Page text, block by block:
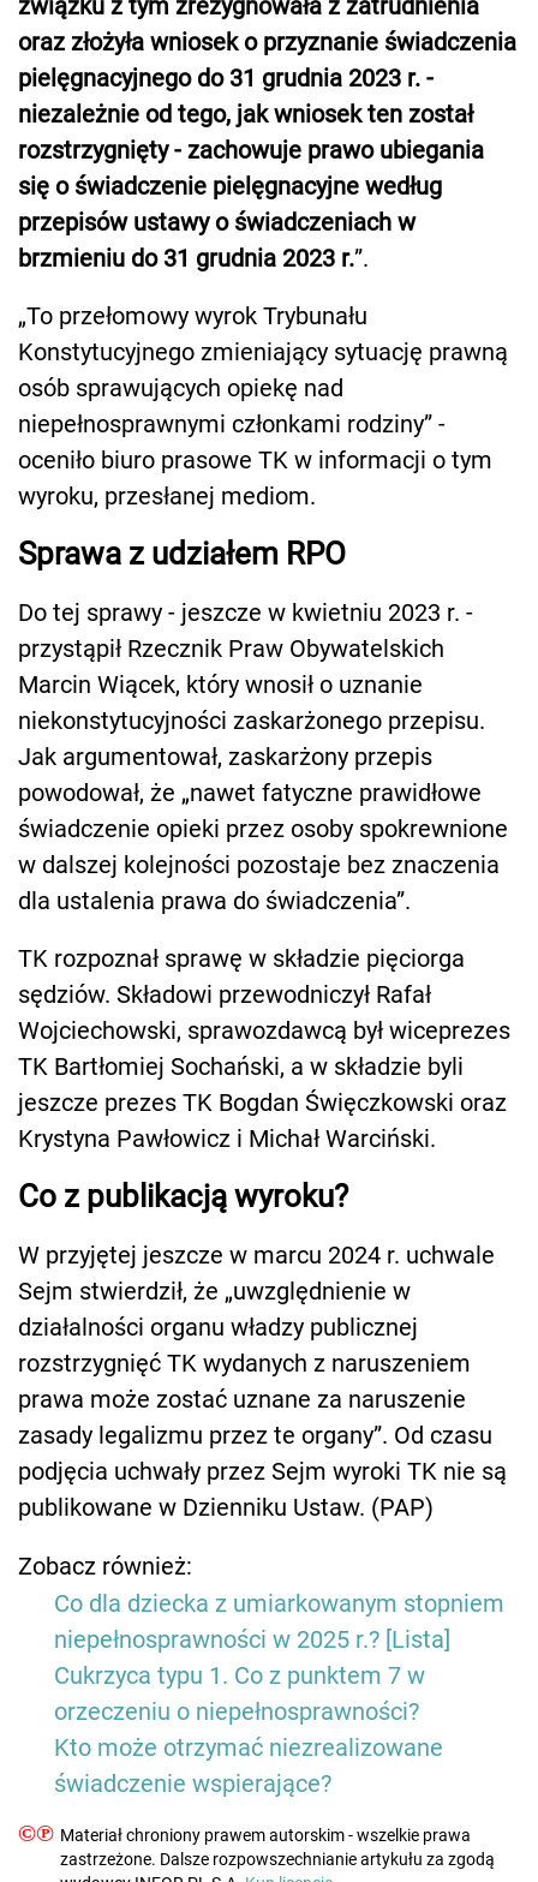
związku z tym zrezygnowała z zatrudnienia
oraz złożyła wniosek o przyznanie świadczenia
pielęgnacyjnego do 31 grudnia 2023 r. -
niezależnie od tego, jak wniosek ten został
rozstrzygnięty - zachowuje prawo ubiegania
się o świadczenie pielęgnacyjne według
przepisów ustawy o świadczeniach w
brzmieniu do 31 grudnia 2023 r.”.
„To przełomowy wyrok Trybunału
Konstytucyjnego zmieniający sytuację prawną
osób sprawujących opiekę nad
niepełnosprawnymi członkami rodziny” -
oceniło biuro prasowe TK w informacji o tym
wyroku, przesłanej mediom.
Sprawa z udziałem RPO
Do tej sprawy - jeszcze w kwietniu 2023 r. -
przystąpił Rzecznik Praw Obywatelskich
Marcin Wiącek, który wnosił o uznanie
niekonstytucyjności zaskarżonego przepisu.
Jak argumentował, zaskarżony przepis
powodował, że „nawet fatyczne prawidłowe
świadczenie opieki przez osoby spokrewnione
w dalszej kolejności pozostaje bez znaczenia
dla ustalenia prawa do świadczenia”.
TK rozpoznał sprawę w składzie pięciorga
sędziów. Składowi przewodniczył Rafał
Wojciechowski, sprawozdawcą był wiceprezes
TK Bartłomiej Sochański, a w składzie byli
jeszcze prezes TK Bogdan Święczkowski oraz
Krystyna Pawłowicz i Michał Warciński.
Co z publikacją wyroku?
W przyjętej jeszcze w marcu 2024 r. uchwale
Sejm stwierdził, że „uwzględnienie w
działalności organu władzy publicznej
rozstrzygnięć TK wydanych z naruszeniem
prawa może zostać uznane za naruszenie
zasady legalizmu przez te organy”. Od czasu
podjęcia uchwały przez Sejm wyroki TK nie są
publikowane w Dzienniku Ustaw. (PAP)
Zobacz również:
Co dla dziecka z umiarkowanym stopniem
niepełnosprawności w 2025 r.? [Lista]
Cukrzyca typu 1. Co z punktem 7 w
orzeczeniu o niepełnosprawności?
Kto może otrzymać niezrealizowane
świadczenie wspierające?
©℗ Materiał chroniony prawem autorskim - wszelkie prawa
zastrzeżone. Dalsze rozpowszechnianie artykułu za zgodą